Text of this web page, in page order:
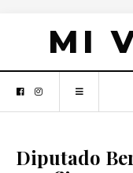
MI
Diputado